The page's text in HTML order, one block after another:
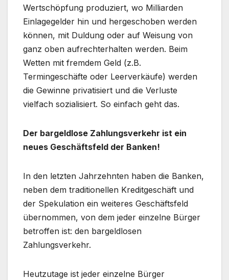
Wertschöpfung produziert, wo Milliarden
Einlagegelder hin und hergeschoben werden
können, mit Duldung oder auf Weisung von
ganz oben aufrechterhalten werden. Beim
Wetten mit fremdem Geld (z.B.
Termingeschäfte oder Leerverkäufe) werden
die Gewinne privatisiert und die Verluste
vielfach sozialisiert. So einfach geht das.
Der bargeldlose Zahlungsverkehr ist ein
neues Geschäftsfeld der Banken!
In den letzten Jahrzehnten haben die Banken,
neben dem traditionellen Kreditgeschäft und
der Spekulation ein weiteres Geschäftsfeld
übernommen, von dem jeder einzelne Bürger
betroffen ist: den bargeldlosen
Zahlungsverkehr.
Heutzutage ist jeder einzelne Bürger